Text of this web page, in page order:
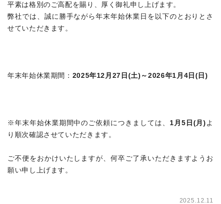
平素は格別のご高配を賜り、厚く御礼申し上げます。
弊社では、誠に勝手ながら年末年始休業日を以下のとおりとさ
せていただきます。
年末年始休業期間： 2025年12月27日(土)～2026年1月4日(日)
※年末年始休業期間中のご依頼につきましては、 1月5日(月) よ
り順次確認させていただきます。
ご不便をおかけいたしますが、何卒ご了承いただきますようお
願い申し上げます。
2025.12.11